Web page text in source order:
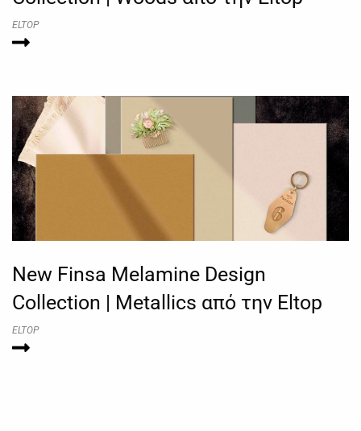
ELTOP
New Finsa Melamine Design
Collection | Metallics από την Eltop
ELTOP